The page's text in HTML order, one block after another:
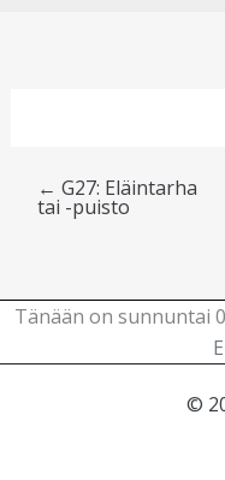
← G27: Eläintarha
tai -puisto
Tänään on sunnuntai
©